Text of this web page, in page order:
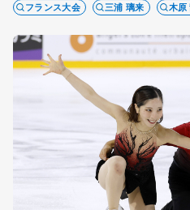
フランス大会 三浦 璃来 木原